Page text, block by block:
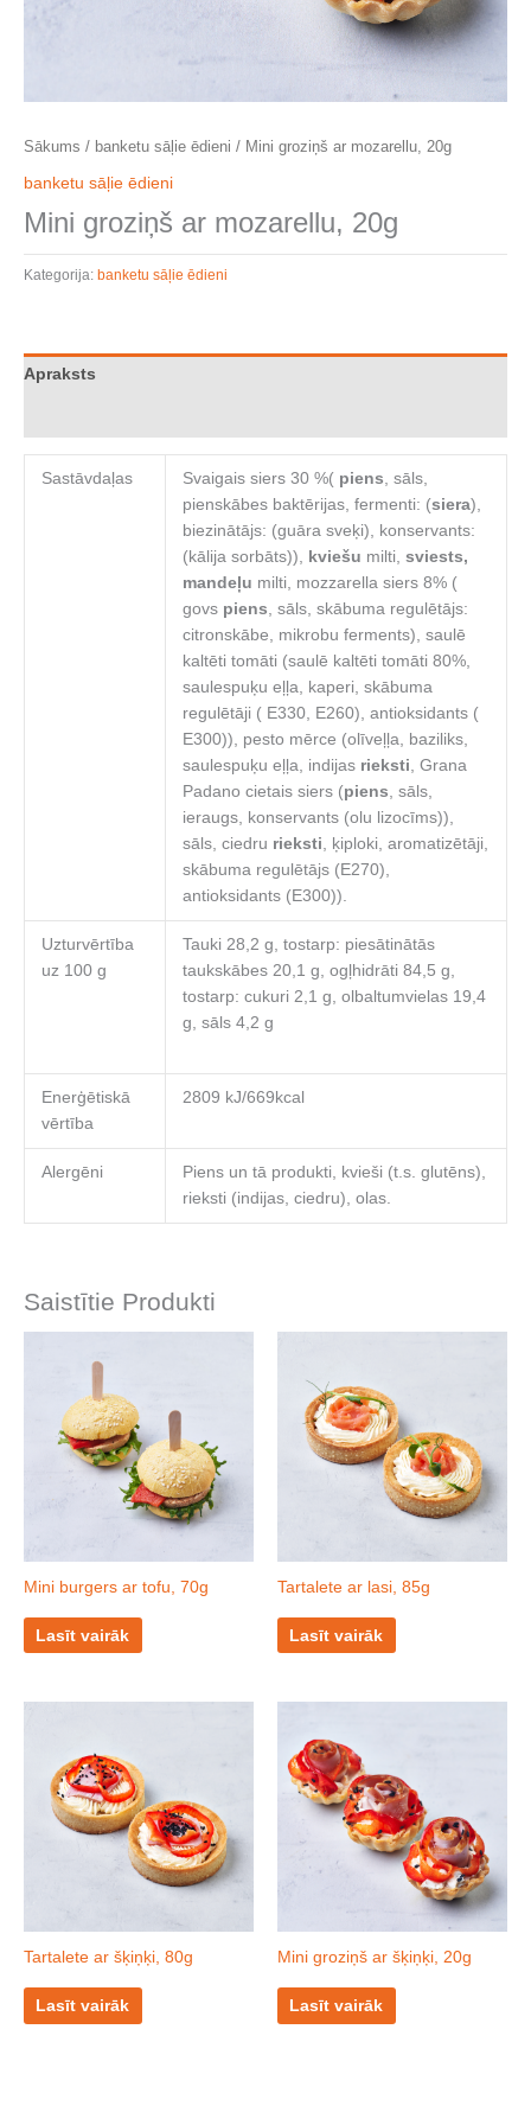
Sākums / banketu sāļie ēdieni / Mini groziņš ar mozarellu, 20g
banketu sāļie ēdieni
Mini groziņš ar mozarellu, 20g
Kategorija: banketu sāļie ēdieni
Apraksts
Sastāvdaļas Svaigais siers 30 %( piens, sāls,
pienskābes baktērijas, fermenti: (siera),
biezinātājs: (guāra sveķi), konservants:
(kālija sorbāts)), kviešu milti, sviests,
mandeļu milti, mozzarella siers 8% (
govs piens, sāls, skābuma regulētājs:
citronskābe, mikrobu ferments), saulē
kaltēti tomāti (saulē kaltēti tomāti 80%,
saulespuķu eļļa, kaperi, skābuma
regulētāji ( E330, E260), antioksidants (
E300)), pesto mērce (olīveļļa, baziliks,
saulespuķu eļļa, indijas rieksti, Grana
Padano cietais siers (piens, sāls,
ieraugs, konservants (olu lizocīms)),
sāls, ciedru rieksti, ķiploki, aromatizētāji,
skābuma regulētājs (E270),
antioksidants (E300)).
Uzturvērtība
uz 100 g
Tauki 28,2 g, tostarp: piesātinātās
taukskābes 20,1 g, ogļhidrāti 84,5 g,
tostarp: cukuri 2,1 g, olbaltumvielas 19,4
g, sāls 4,2 g
Enerģētiskā
vērtība
2809 kJ/669kcal
Alergēni
Piens un tā produkti, kvieši (t.s. glutēns),
rieksti (indijas, ciedru), olas.
Saistītie Produkti
Mini burgers ar tofu, 70g
Lasīt vairāk
Tartalete ar lasi, 85g
Lasīt vairāk
Tartalete ar šķiņķi, 80g
Lasīt vairāk
Mini groziņš ar šķiņķi, 20g
Lasīt vairāk